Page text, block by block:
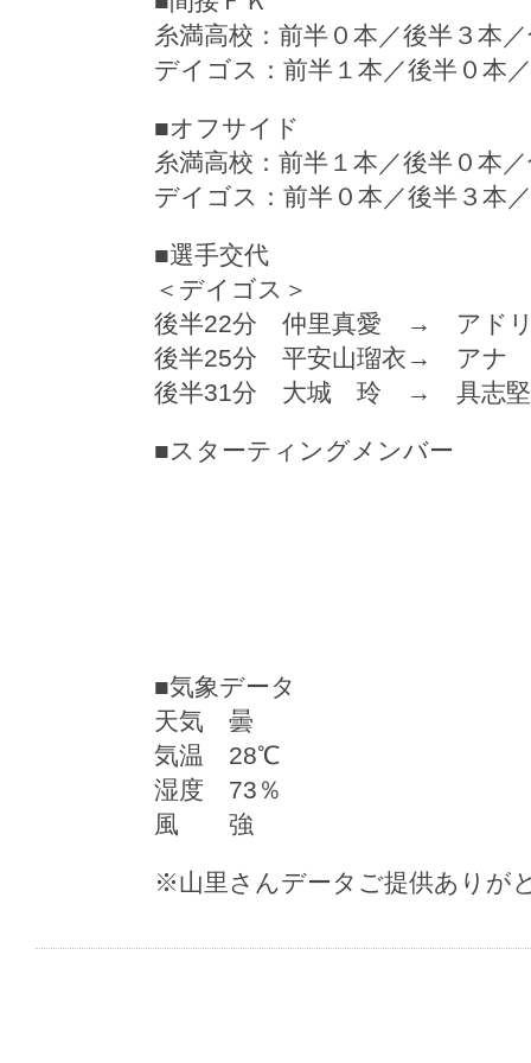
糸満高校：前半０本／後半３本
デイゴス：前半１本／後半０本
■オフサイド
糸満高校：前半１本／後半０本
デイゴス：前半０本／後半３本
■選手交代
＜デイゴス＞
後半22分 仲里真愛 → アドリ
後半25分 平安山瑠衣→ アナ
後半31分 大城 玲 → 具志堅
■スターティングメンバー
■気象データ
天気 曇
気温 28℃
湿度 73％
風 強
※山里さんデータご提供ありが